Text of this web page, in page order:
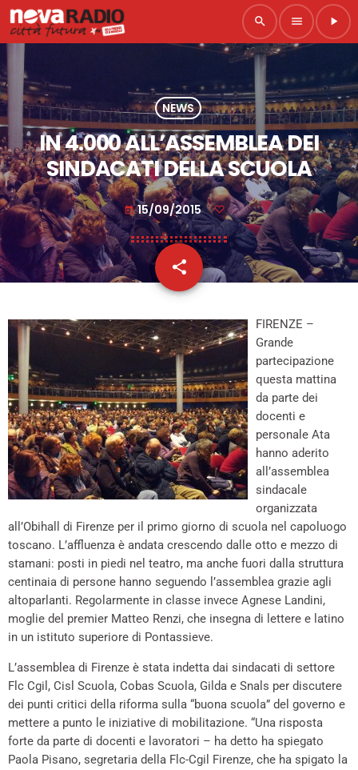
search menu play_arrow
NEWS
IN 4.000 ALL’ASSEMBLEA DEI
SINDACATI DELLA SCUOLA
today 15/09/2015
share
email
FIRENZE –
Grande
partecipazione
questa mattina
da parte dei
docenti e
personale Ata
hanno aderito
all’assemblea
sindacale
organizzata
all’Obihall di Firenze per il primo giorno di scuola nel capoluogo
toscano. L’affluenza è andata crescendo dalle otto e mezzo di
stamani: posti in piedi nel teatro, ma anche fuori dalla struttura
centinaia di persone hanno seguendo l’assemblea grazie agli
altoparlanti. Regolarmente in classe invece Agnese Landini,
moglie del premier Matteo Renzi, che insegna di lettere e latino
in un istituto superiore di Pontassieve.
L’assemblea di Firenze è stata indetta dai sindacati di settore
Flc Cgil, Cisl Scuola, Cobas Scuola, Gilda e Snals per discutere
dei punti critici della riforma sulla “buona scuola” del governo e
mettere a punto le iniziative di mobilitazione. “Una risposta
forte da parte di docenti e lavoratori – ha detto ha spiegato
Paola Pisano, segretaria della Flc-Cgil Firenze, che ha spigato la